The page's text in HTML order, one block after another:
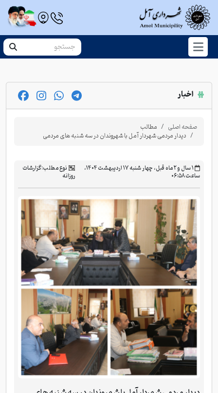
اخبار
صفحه اصلی مطالب
دیدار مردمی شهردار آمل با شهروندان در سه شنبه های مردمی
‫۱ سال و ۲ ماه قبل، چهار شنبه ۱۷ اردیبهشت ۱۴۰۴،
ساعت ۰۶:۵۸
نوع مطلب:گزارشات
روزانه